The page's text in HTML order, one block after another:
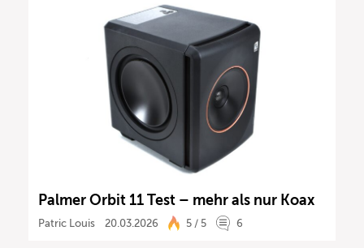
Palmer Orbit 11 Test – mehr als nur Koax
Patric Louis 20.03.2026 5 / 5 6